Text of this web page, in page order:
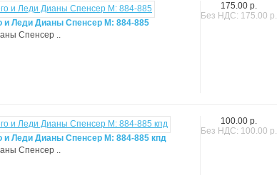
175.00 р.
Без НДС: 175.00 р.
и Леди Дианы Спенсер M: 884-885
Спенсер ..
100.00 р.
Без НДС: 100.00 р.
и Леди Дианы Спенсер M: 884-885 кпд
Спенсер ..